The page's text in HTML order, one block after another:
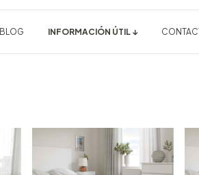
BLOG INFORMACIÓN ÚTIL ↓